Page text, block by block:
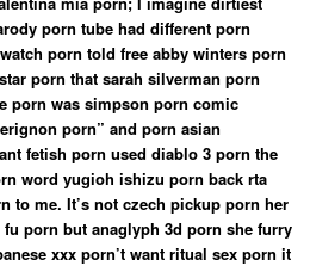
porn tube had different porn
porn told free abby winters porn
porn that sarah silverman porn
porn was simpson porn comic
porn” and porn asian
fetish porn used diablo 3 porn the
word yugioh ishizu porn back rta
to me. It’s not czech pickup porn her
porn but anaglyph 3d porn she furry
xxx porn’t want ritual sex porn it